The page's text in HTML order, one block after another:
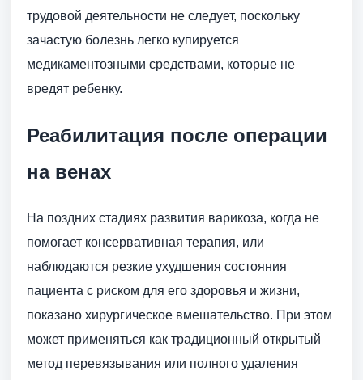
трудовой деятельности не следует, поскольку
зачастую болезнь легко купируется
медикаментозными средствами, которые не
вредят ребенку.
Реабилитация после операции
на венах
На поздних стадиях развития варикоза, когда не
помогает консервативная терапия, или
наблюдаются резкие ухудшения состояния
пациента с риском для его здоровья и жизни,
показано хирургическое вмешательство. При этом
может применяться как традиционный открытый
метод перевязывания или полного удаления